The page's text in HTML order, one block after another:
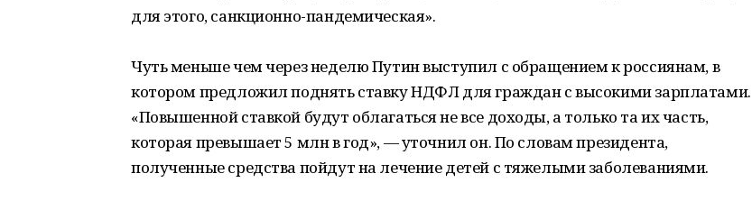
для этого, санкционно-пандемическая».
Чуть меньше чем через неделю Путин выступил с обращением к россиянам, в
котором предложил поднять ставку НДФЛ для граждан с высокими зарплатами.
«Повышенной ставкой будут облагаться не все доходы, а только та их часть,
которая превышает 5 млн в год», — уточнил он. По словам президента,
полученные средства пойдут на лечение детей с тяжелыми заболеваниями.